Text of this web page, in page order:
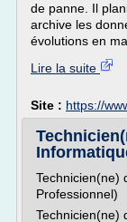
de panne. Il
archive les
évolutions en
Lire la suite
Site : https://
Technicien(ne)
Professionnel)
Technicien(ne)